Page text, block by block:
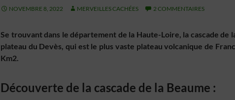
NOVEMBRE 8, 2022 MERVEILLES CACHÉES 2 COMMENTAIRES
Se trouvant dans le département de la Haute-Loire, la cascade de
plateau du Devès, qui est le plus vaste plateau volcanique de
Km2.
Découverte de la cascade de la Beaume :